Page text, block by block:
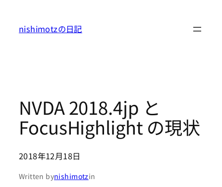
nishimotzの日記
NVDA 2018.4jp と
FocusHighlight の現状
2018年12月18日
Written bynishimotzin